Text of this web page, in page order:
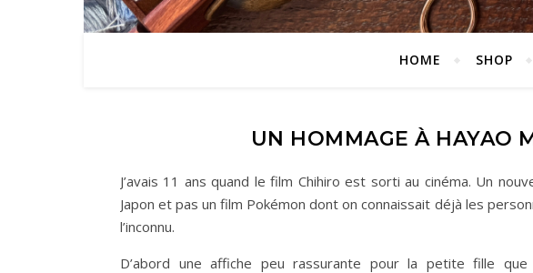
HOME SHOP
UN HOMMAGE À HAYAO
J’avais 11 ans quand le film Chihiro est sorti au cinéma. Un
Japon et pas un film Pokémon dont on connaissait déjà les
l’inconnu.
D’abord une affiche peu rassurante pour la petite fille